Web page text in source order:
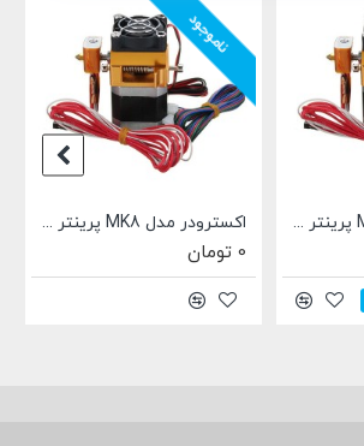
اکسترودر مدل MK8 پرینتر سه بعدی (فیلامنت 1.75mm، هیتر، ترمیستور)
ناموجود
اکسترودر مدل MK8 پرینتر سه بعدی (فیلامنت 3mm، هیتر، ترمیستور)
0 تومان